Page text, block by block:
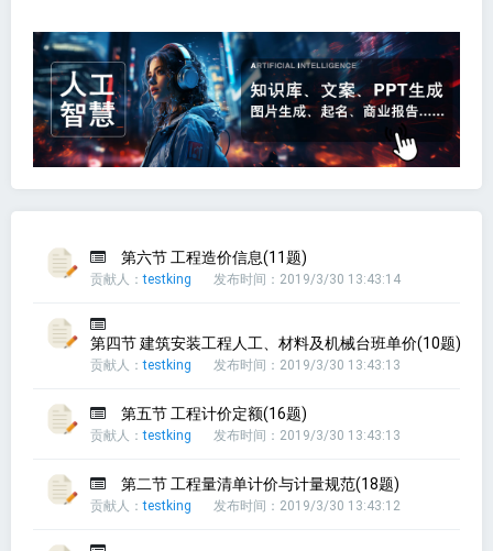
第六节 工程造价信息(11题)
贡献人：testking 发布时间：2019/3/30 13:43:14
第四节 建筑安装工程人工、材料及机械台班单价(10题)
贡献人：testking 发布时间：2019/3/30 13:43:13
第五节 工程计价定额(16题)
贡献人：testking 发布时间：2019/3/30 13:43:13
第二节 工程量清单计价与计量规范(18题)
贡献人：testking 发布时间：2019/3/30 13:43:12